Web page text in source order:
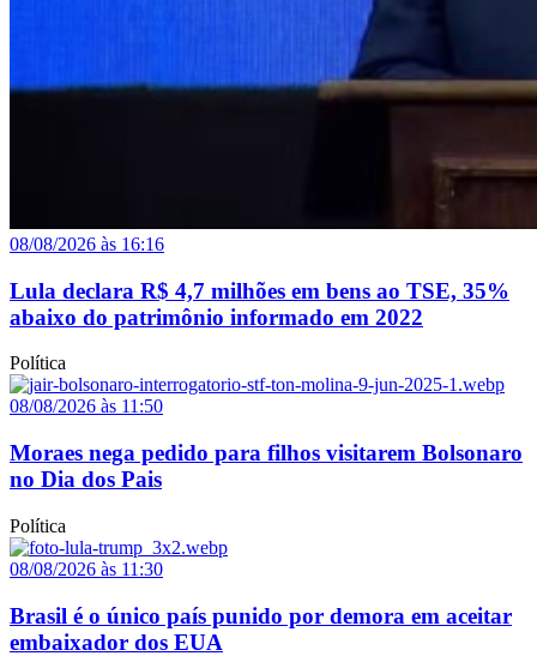
08/08/2026 às 16:16
Lula declara R$ 4,7 milhões em bens ao TSE, 35%
abaixo do patrimônio informado em 2022
Política
08/08/2026 às 11:50
Moraes nega pedido para filhos visitarem Bolsonaro
no Dia dos Pais
Política
08/08/2026 às 11:30
Brasil é o único país punido por demora em aceitar
embaixador dos EUA